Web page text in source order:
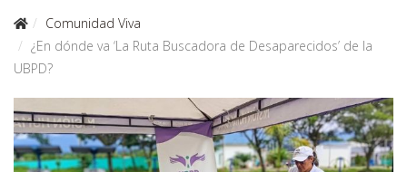
Comunidad Viva
¿En dónde va ‘La Ruta Buscadora de Desaparecidos’ de la
UBPD?